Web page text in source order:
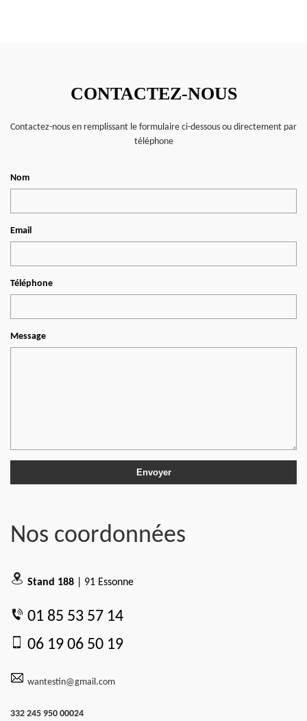
CONTACTEZ-NOUS
Contactez-nous en remplissant le formulaire ci-dessous ou directement par
téléphone
Nom
Email
Téléphone
Message
Nos coordonnées
Stand 188 | 91 Essonne
01 85 53 57 14
06 19 06 50 19
wantestin@gmail.com
332 245 950 00024